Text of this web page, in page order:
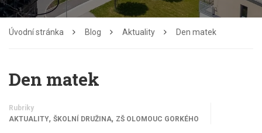
Úvodní stránka Blog Aktuality Den matek
Den matek
Rubriky
AKTUALITY, ŠKOLNÍ DRUŽINA, ZŠ OLOMOUC GORKÉHO